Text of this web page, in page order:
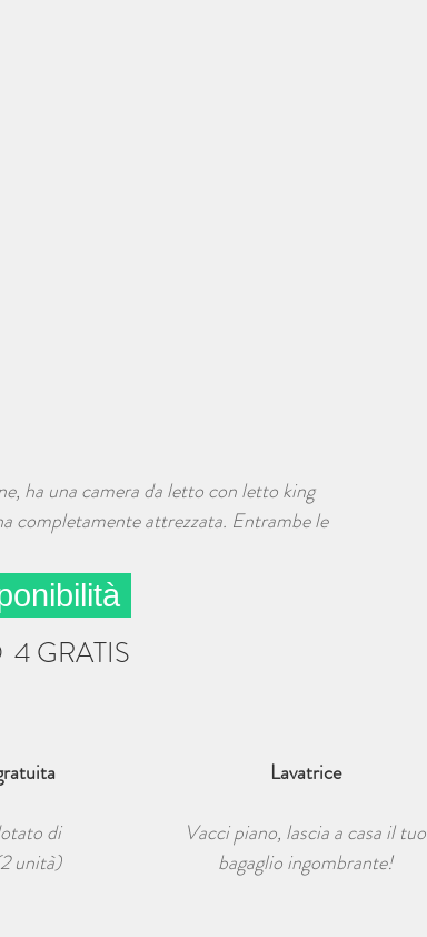
ha una camera da letto con letto king
completamente attrezzata. Entrambe le
4 GRATIS
di
unità)
Lavatrice
Vacci piano, lascia a casa il tuo
bagaglio ingombrante!